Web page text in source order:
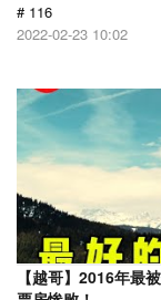
# 116
2022-02-23 10:02
【越哥】2016年最